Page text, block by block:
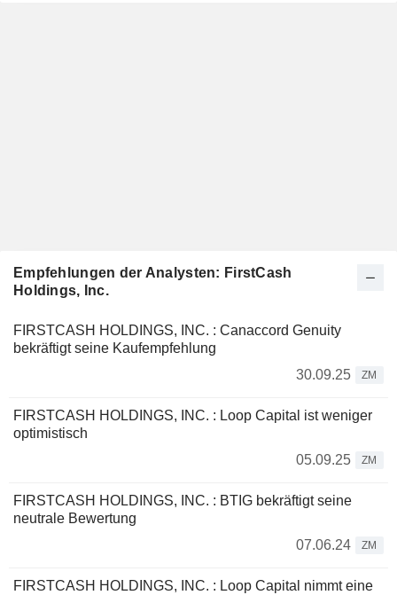
Empfehlungen der Analysten: FirstCash
Holdings, Inc.
FIRSTCASH HOLDINGS, INC. : Canaccord Genuity
bekräftigt seine Kaufempfehlung
30.09.25
ZM
FIRSTCASH HOLDINGS, INC. : Loop Capital ist weniger
optimistisch
05.09.25
ZM
FIRSTCASH HOLDINGS, INC. : BTIG bekräftigt seine
neutrale Bewertung
07.06.24
ZM
FIRSTCASH HOLDINGS, INC. : Loop Capital nimmt eine